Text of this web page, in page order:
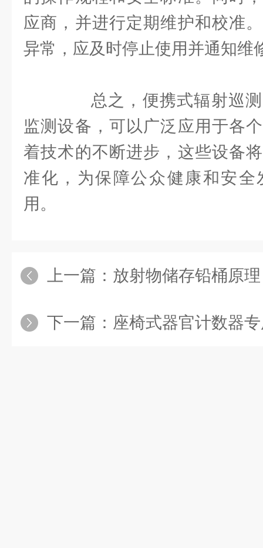
应商，并进行定期维护和校准
异常，应及时停止使用并通知维
总之，便携式辐射巡测
监测设备，可以广泛应用于各
着技术的不断进步，这些设备
准化，为保障公众健康和安
用。
上一篇： 放射物储存铅桶原理
下一篇： 座椅式器官计数器